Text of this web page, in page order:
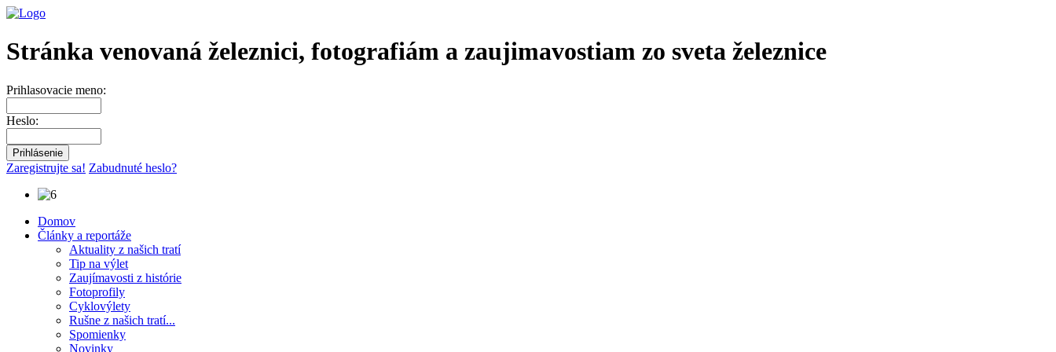
Stránka venovaná železnici, fotografiám a zaujimavostiam zo sveta železnice
Prihlasovacie meno:
Heslo:
Zaregistrujte sa! Zabudnuté heslo?
Domov
Články a reportáže
Aktuality z našich tratí
Tip na výlet
Zaujímavosti z histórie
Fotoprofily
Cyklovýlety
Rušne z našich tratí...
Spomienky
Novinky